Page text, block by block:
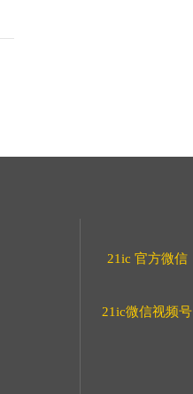
21ic 官方微信
21ic微信视频号